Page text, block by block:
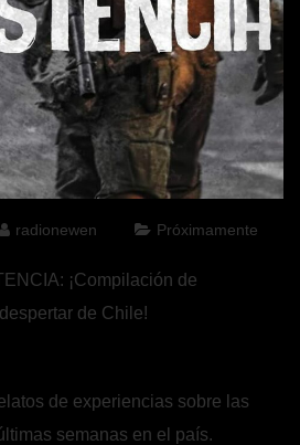
radionewen Próximamente
¡Compilación de
de Chile!
de experiencias sobre las
semanas en el país.